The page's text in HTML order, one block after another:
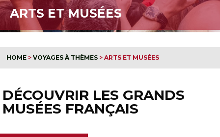
ARTS ET MUSÉES
HOME > VOYAGES À THÈMES > ARTS ET MUSÉES
DÉCOUVRIR LES GRANDS
MUSÉES FRANÇAIS